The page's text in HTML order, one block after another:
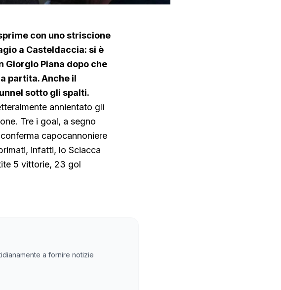
con uno striscione
a Casteldaccia: si è
Piana dopo che
partita. Anche il
sotto gli spalti.
annientato gli
Tre i goal, a segno
capocannoniere
infatti, lo Sciacca
5 vittorie, 23 gol
a fornire notizie